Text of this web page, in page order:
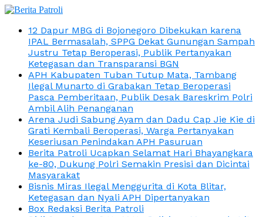
12 Dapur MBG di Bojonegoro Dibekukan karena
IPAL Bermasalah, SPPG Dekat Gunungan Sampah
Justru Tetap Beroperasi, Publik Pertanyakan
Ketegasan dan Transparansi BGN
APH Kabupaten Tuban Tutup Mata, Tambang
Ilegal Munarto di Grabakan Tetap Beroperasi
Pasca Pemberitaan, Publik Desak Bareskrim Polri
Ambil Alih Penanganan
Arena Judi Sabung Ayam dan Dadu Cap Jie Kie di
Grati Kembali Beroperasi, Warga Pertanyakan
Keseriusan Penindakan APH Pasuruan
Berita Patroli Ucapkan Selamat Hari Bhayangkara
ke-80, Dukung Polri Semakin Presisi dan Dicintai
Masyarakat
Bisnis Miras Ilegal Menggurita di Kota Blitar,
Ketegasan dan Nyali APH Dipertanyakan
Box Redaksi Berita Patroli